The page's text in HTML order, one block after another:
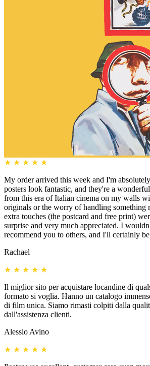
★ ★ ★ ★ ★
My order arrived this week and I'm
posters look fantastic, and they're a
from this era of Italian cinema on my walls
originals or the worry of handling something
extra touches (the postcard and free print)
surprise and very much appreciated. I
recommend you to others, and I'll certainly
Rachael
★ ★ ★ ★ ★
Il miglior sito per acquistare locandine di
formato si voglia. Hanno un catalogo
di film unica. Siamo rimasti colpiti dalla
dall'assistenza clienti.
Alessio Avino
★ ★ ★ ★ ★